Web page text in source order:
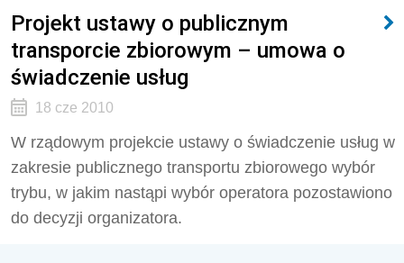
Projekt ustawy o publicznym
transporcie zbiorowym – umowa o
świadczenie usług
18 cze 2010
W rządowym projekcie ustawy o świadczenie usług w
zakresie publicznego transportu zbiorowego wybór
trybu, w jakim nastąpi wybór operatora pozostawiono
do decyzji organizatora.